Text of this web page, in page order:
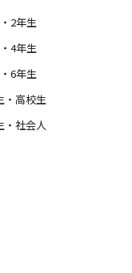
2年生
4年生
6年生
・高校生
・社会人